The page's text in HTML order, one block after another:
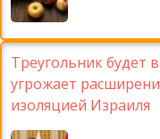
Треугольник будет
угрожает
изоляцией Израиля